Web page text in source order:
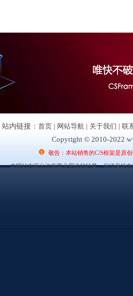
站内链接： 首页 | 网站导航 | 关于我们 | 联
Copyright © 2010-2022
敬告：本站销售的C/S框架是原
本网站内容允许非商业用途的转载，但须保持